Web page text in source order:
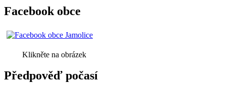
Facebook obce
Klikněte na obrázek
Předpověď počasí